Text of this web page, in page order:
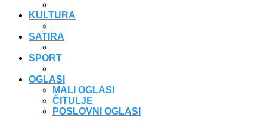
KULTURA
SATIRA
SPORT
OGLASI
MALI OGLASI
ČITULJE
POSLOVNI OGLASI